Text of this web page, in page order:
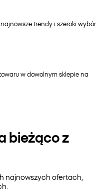
trendy i szeroki wybór.
w dowolnym sklepie na
bieżąco z
najnowszych ofertach,